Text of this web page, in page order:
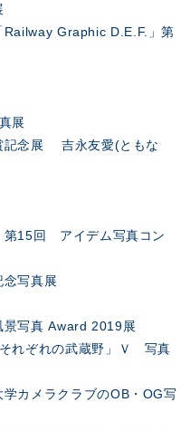
Railway Graphic D.E.F.」第
展
記念展 吉永友愛(ともな
15回 アイデム写真コン
念写真展
写真 Award 2019展
れぞれの武蔵野」Ｖ 写真
カメラクラブのOB・OG写